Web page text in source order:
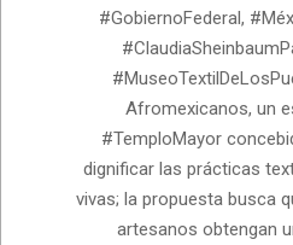
#GobiernoFederal,
Afromexicanos, un
#TemploMayor
dignificar las prácticas
vivas; la propuesta busca
artesanos obtengan